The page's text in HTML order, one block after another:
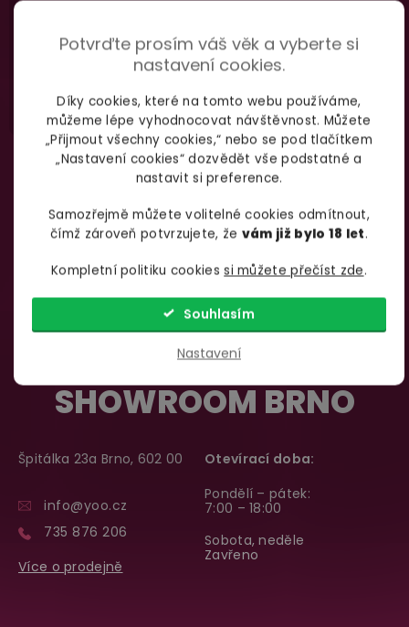
Potvrďte prosím váš věk a vyberte si
nastavení cookies.
Díky cookies, které na tomto webu používáme,
můžeme lépe vyhodnocovat návštěvnost. Můžete
„Přijmout všechny cookies,“ nebo se pod tlačítkem
„Nastavení cookies“ dozvědět vše podstatné a
nastavit si preference.
Samozřejmě můžete volitelné cookies odmítnout,
čímž zároveň potvrzujete, že vám již bylo 18 let.
Kompletní politiku cookiessi můžete přečíst zde.
Nastavení
Souhlasím
Napište nám kdykoliv
(Po-Pá 7.00-18.00)
SHOWROOM BRNO
Špitálka 23a Brno, 602 00
info@yoo.cz
735 876 206
Více o prodejně
Otevírací doba:
Pondělí – pátek:
7:00 – 18:00
Sobota, neděle
Zavřeno